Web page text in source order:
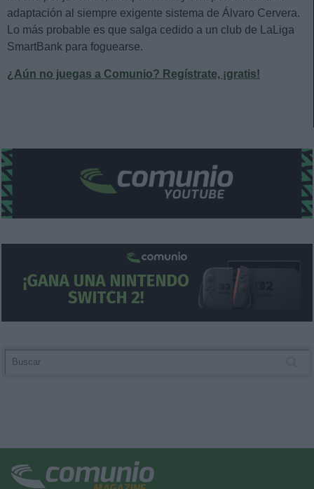
adaptación al siempre exigente sistema de Álvaro Cervera.
Lo más probable es que salga cedido a un club de LaLiga
SmartBank para foguearse.
¿Aún no juegas a Comunio? Regístrate, ¡gratis!